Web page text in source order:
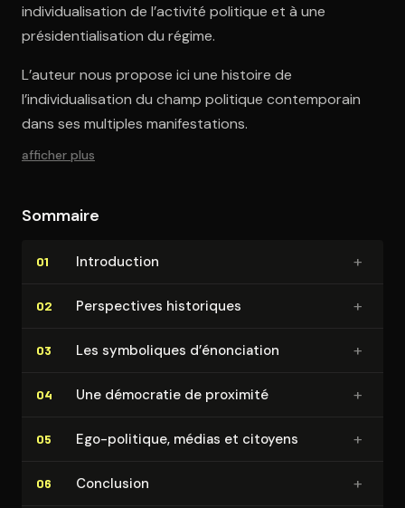
individualisation de l’activité politique et à une
présidentialisation du régime.
L’auteur nous propose ici une histoire de
l’individualisation du champ politique contemporain
dans ses multiples manifestations.
afficher plus
Sommaire
01 In­tro­duc­tion +
02 Pers­pec­tives historiques +
03 Les symboliques d’énonciation +
04 Une démocratie de proximité +
05 Ego-politique, médias et citoyens +
06 Conclusion +